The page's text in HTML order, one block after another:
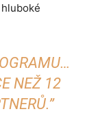
NEŽ 12